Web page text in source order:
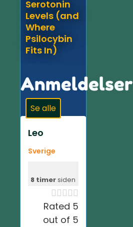
Serotonin
Levels (and
Where
Psilocybin
Fits In)
Anmeldelser
Se alle
Leo
Sverige
8 timersiden

Rated 5
out of 5